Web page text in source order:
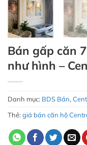
Bán gấp căn
như hình –
Danh mục: BDS Bán,
Thẻ: giá bán căn hộ